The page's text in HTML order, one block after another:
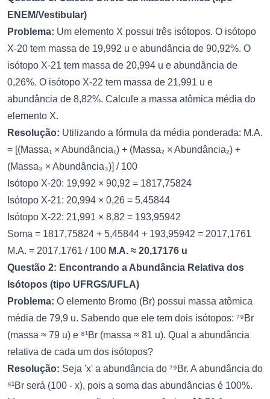
ENEM/Vestibular)
Problema: Um elemento X possui três isótopos. O isótopo
X-20 tem massa de 19,992 u e abundância de 90,92%. O
isótopo X-21 tem massa de 20,994 u e abundância de
0,26%. O isótopo X-22 tem massa de 21,991 u e
abundância de 8,82%. Calcule a massa atômica média do
elemento X.
Resolução: Utilizando a fórmula da média ponderada: M.A.
= [(Massa₁ × Abundância₁) + (Massa₂ × Abundância₂) +
(Massa₃ × Abundância₃)] / 100
Isótopo X-20: 19,992 × 90,92 = 1817,75824
Isótopo X-21: 20,994 × 0,26 = 5,45844
Isótopo X-22: 21,991 × 8,82 = 193,95942
Soma = 1817,75824 + 5,45844 + 193,95942 = 2017,1761
M.A. = 2017,1761 / 100 M.A. ≈ 20,17176 u
Questão 2: Encontrando a Abundância Relativa dos
Isótopos (tipo UFRGS/UFLA)
Problema: O elemento Bromo (Br) possui massa atômica
média de 79,9 u. Sabendo que ele tem dois isótopos: ⁷⁹Br
(massa ≈ 79 u) e ⁸¹Br (massa ≈ 81 u). Qual a abundância
relativa de cada um dos isótopos?
Resolução: Seja 'x' a abundância do ⁷⁹Br. A abundância do
⁸¹Br será (100 - x), pois a soma das abundâncias é 100%.